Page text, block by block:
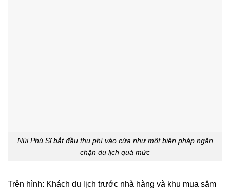
Núi Phú Sĩ bắt đầu thu phí vào cửa như một biện pháp ngăn
chặn du lịch quá mức
Trên hình: Khách du lịch trước nhà hàng và khu mua sắm